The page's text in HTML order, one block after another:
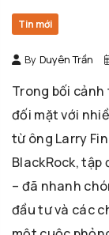
Tin mới
By Duyên Trần
Trong bối
đối mặt với
từ ông Larry
BlackRock,
– đã nhanh
đầu tư và các